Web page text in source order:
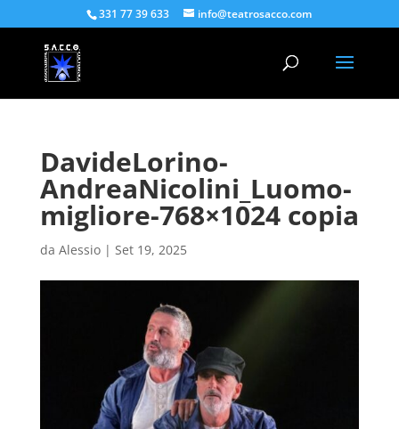
331 77 39 633 info@teatrosacco.com
DavideLorino-
AndreaNicolini_Luomo-
migliore-768×1024 copia
da Alessio| Set 19, 2025